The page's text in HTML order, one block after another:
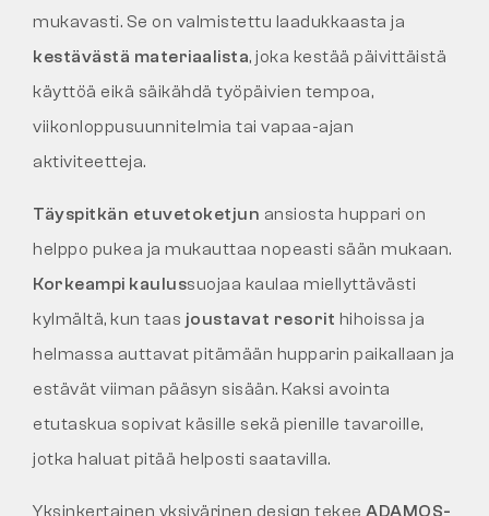
mukavasti. Se on valmistettu laadukkaasta ja
kestävästä materiaalista, joka kestää päivittäistä
käyttöä eikä säikähdä työpäivien tempoa,
viikonloppusuunnitelmia tai vapaa-ajan
aktiviteetteja.
Täyspitkän etuvetoketjun ansiosta huppari on
helppo pukea ja mukauttaa nopeasti sään mukaan.
Korkeampi kaulussuojaa kaulaa miellyttävästi
kylmältä, kun taas joustavat resorit hihoissa ja
helmassa auttavat pitämään hupparin paikallaan ja
estävät viiman pääsyn sisään. Kaksi avointa
etutaskua sopivat käsille sekä pienille tavaroille,
jotka haluat pitää helposti saatavilla.
Yksinkertainen yksivärinen design tekee ADAMOS-